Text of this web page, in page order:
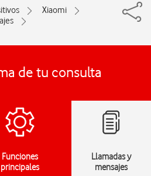
Xiaomi
de tu consulta
Funciones
principales
Llamadas y
mensajes